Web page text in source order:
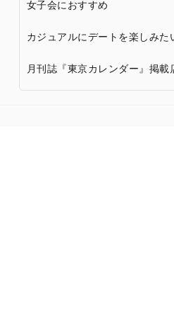
女子会におすすめ
カジュアルにデートを楽しみた
月刊誌『東京カレンダー』掲載